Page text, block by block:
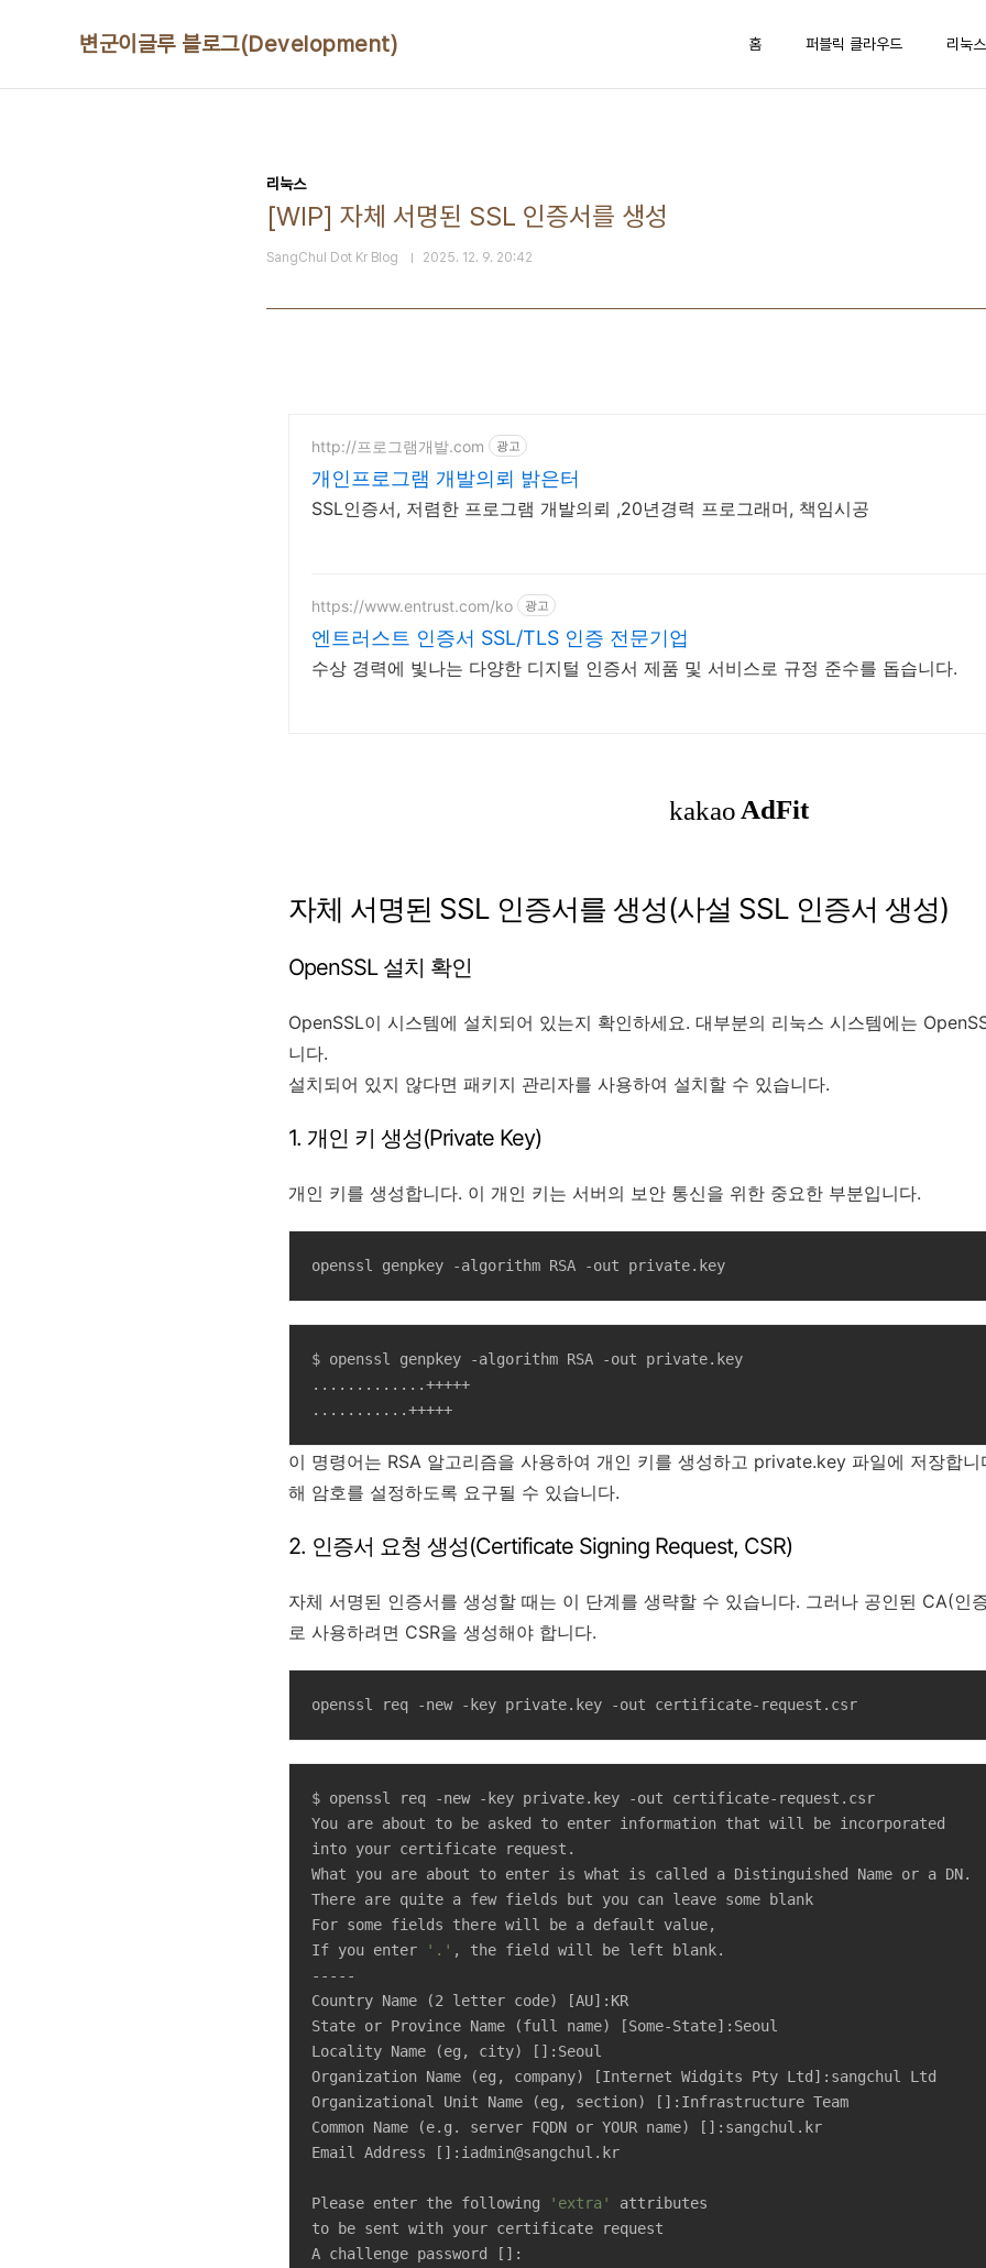
변군이글루 블로그(Development) 홈 퍼블릭 클라우드 리눅스
리눅스
[WIP] 자체 서명된 SSL 인증서를 생성
SangChul Dot Kr Blog 2025. 12. 9. 20:42
http://프로그램개발.com 광고
개인프로그램 개발의뢰 밝은터
SSL인증서, 저렴한 프로그램 개발의뢰 ,20년경력 프로그래머, 책임시공
https://www.entrust.com/ko 광고
엔트러스트 인증서 SSL/TLS 인증 전문기업
수상 경력에 빛나는 다양한 디지털 인증서 제품 및 서비스로 규정 준수를 돕습니다.
자체 서명된 SSL 인증서를 생성(사설 SSL 인증서 생성)
OpenSSL 설치 확인
OpenSSL이 시스템에 설치되어 있는지 확인하세요. 대부분의 리눅스 시스템에는
니다.
설치되어 있지 않다면 패키지 관리자를 사용하여 설치할 수 있습니다.
1. 개인 키 생성(Private Key)
개인 키를 생성합니다. 이 개인 키는 서버의 보안 통신을 위한 중요한 부분입니다.
openssl genpkey -algorithm RSA -out private.key
$ openssl genpkey -algorithm RSA -out private.key
.............+++++
...........+++++
이 명령어는 RSA 알고리즘을 사용하여 개인 키를 생성하고 private.key 파일에 저장합
해 암호를 설정하도록 요구될 수 있습니다.
2. 인증서 요청 생성(Certificate Signing Request, CSR)
자체 서명된 인증서를 생성할 때는 이 단계를 생략할 수 있습니다. 그러나 공인된 CA(인
로 사용하려면 CSR을 생성해야 합니다.
openssl req -new -key private.key -out certificate-request.csr
$ openssl req -new -key private.key -out certificate-request.csr
You are about to be asked to enter information that will be incorporated
into your certificate request.
What you are about to enter is what is called a Distinguished Name or a DN.
There are quite a few fields but you can leave some blank
For some fields there will be a default value,
If you enter
'.' , the field will be left blank.
-----
Country Name (2 letter code) [AU]:KR
State or Province Name (full name) [Some-State]:Seoul
Locality Name (eg, city) []:Seoul
Organization Name (eg, company) [Internet Widgits Pty Ltd]:sangchul Ltd
Organizational Unit Name (eg, section) []:Infrastructure Team
Common Name (e.g. server FQDN or YOUR name) []:sangchul.kr
Email Address []:iadmin@sangchul.kr
Please enter the following 'extra'
attributes
to be sent with your certificate request
A challenge password []: